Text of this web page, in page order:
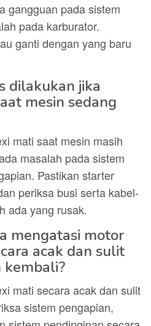
gangguan pada sistem
pada karburator.
ganti dengan yang baru
dilakukan jika
mesin sedang
mati saat mesin masih
masalah pada sistem
Pastikan starter
periksa busi serta kabel-
ada yang rusak.
mengatasi motor
acak dan sulit
mati secara acak dan sulit
sistem pengapian,